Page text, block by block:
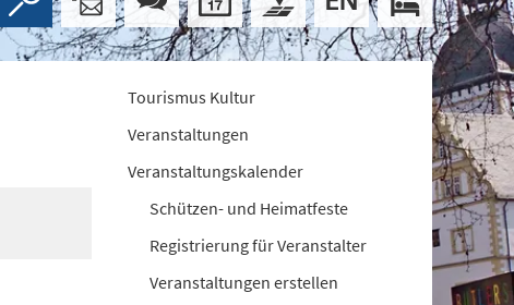
Tourismus Kultur
Veranstaltungen
Veranstaltungskalender
Schützen- und Heimatfeste
Registrierung für Veranstalter
Veranstaltungen erstellen